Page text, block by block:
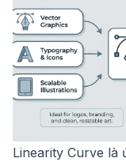
Linearity Curve là